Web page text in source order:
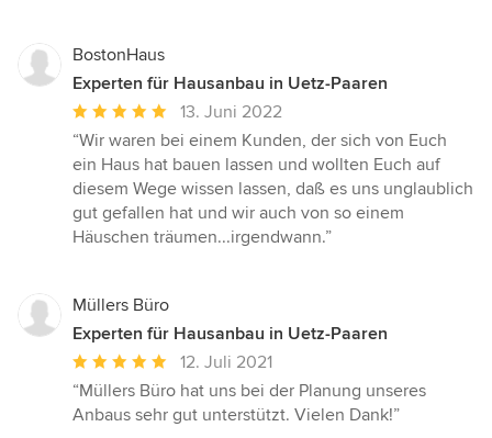
BostonHaus
Experten für Hausanbau in Uetz-Paaren
Durchschnittliche
Bewertung:
5
von
5
Sternen
13. Juni 2022
“Wir waren bei einem Kunden, der sich von Euch
ein Haus hat bauen lassen und wollten Euch auf
diesem Wege wissen lassen, daß es uns unglaublich
gut gefallen hat und wir auch von so einem
Häuschen träumen...irgendwann.”
Müllers Büro
Experten für Hausanbau in Uetz-Paaren
Durchschnittliche
Bewertung:
5
12. Juli 2021
“Müllers Büro hat uns bei der Planung unseres
Anbaus sehr gut unterstützt. Vielen Dank!”